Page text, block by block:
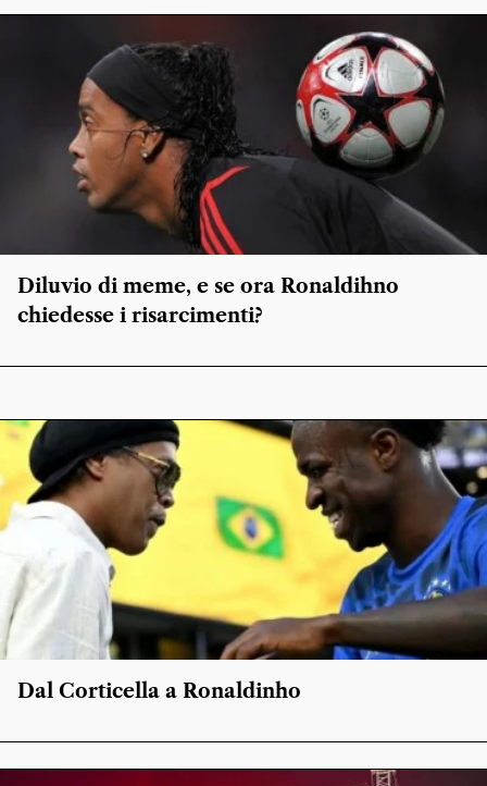
Diluvio di meme, e se ora Ronaldihno
chiedesse i risarcimenti?
Dal Corticella a Ronaldinho